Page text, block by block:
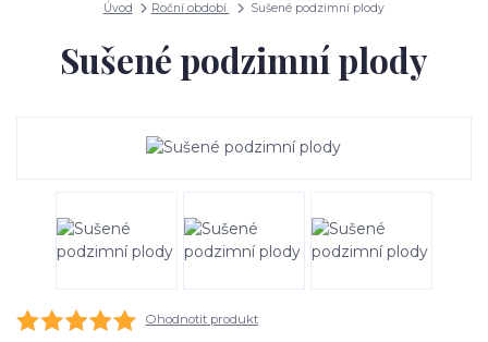
Úvod Roční období Sušené podzimní plody
Sušené podzimní plody
Ohodnotit produkt